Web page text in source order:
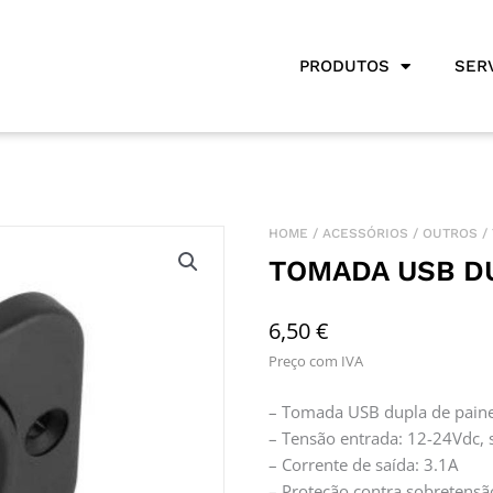
PRODUTOS
HOME / ACESSÓRIOS / OUTROS /
TOMADA USB
6,50€
Preço com IVA
– Tomada USB dupla de
– Tensão entrada: 12-24Vdc,
– Corrente de saída: 3.1A